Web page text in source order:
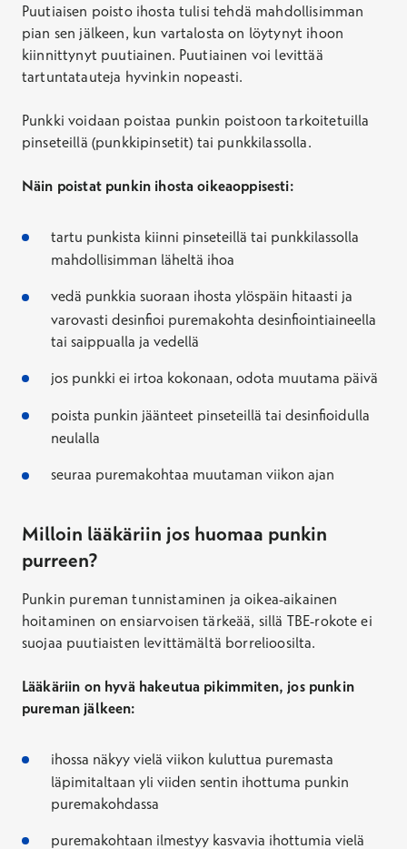
Puutiaisen poisto ihosta tulisi tehdä mahdollisimman
pian sen jälkeen, kun vartalosta on löytynyt ihoon
kiinnittynyt puutiainen. Puutiainen voi levittää
tartuntatauteja hyvinkin nopeasti.
Punkki voidaan poistaa punkin poistoon tarkoitetuilla
pinseteillä (punkkipinsetit) tai punkkilassolla.
Näin poistat punkin ihosta oikeaoppisesti:
tartu punkista kiinni pinseteillä tai punkkilassolla
mahdollisimman läheltä ihoa
vedä punkkia suoraan ihosta ylöspäin hitaasti ja
varovasti desinfioi puremakohta desinfiointiaineella
tai saippualla ja vedellä
jos punkki ei irtoa kokonaan, odota muutama päivä
poista punkin jäänteet pinseteillä tai desinfioidulla
neulalla
seuraa puremakohtaa muutaman viikon ajan
Milloin lääkäriin jos huomaa punkin
purreen?
Punkin pureman tunnistaminen ja oikea-aikainen
hoitaminen on ensiarvoisen tärkeää, sillä TBE-rokote ei
suojaa puutiaisten levittämältä borrelioosilta.
Lääkäriin on hyvä hakeutua pikimmiten, jos punkin
pureman jälkeen:
ihossa näkyy vielä viikon kuluttua puremasta
läpimitaltaan yli viiden sentin ihottuma punkin
puremakohdassa
puremakohtaan ilmestyy kasvavia ihottumia vielä